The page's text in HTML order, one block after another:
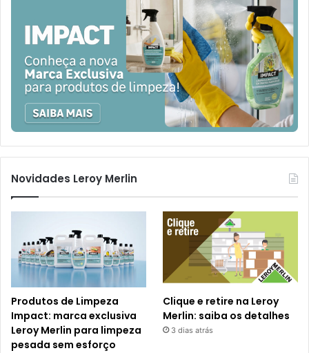
Novidades Leroy Merlin
Produtos de Limpeza
Impact: marca exclusiva
Leroy Merlin para limpeza
pesada sem esforço
Clique e retire na Leroy
Merlin: saiba os detalhes
3 dias atrás